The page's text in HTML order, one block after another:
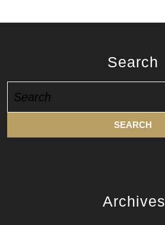
Search
for:
Archives